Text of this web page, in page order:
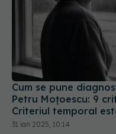
Cum se pune
Petru Moțoescu: 9
Criteriul temporal
31 ian 2025, 10:14